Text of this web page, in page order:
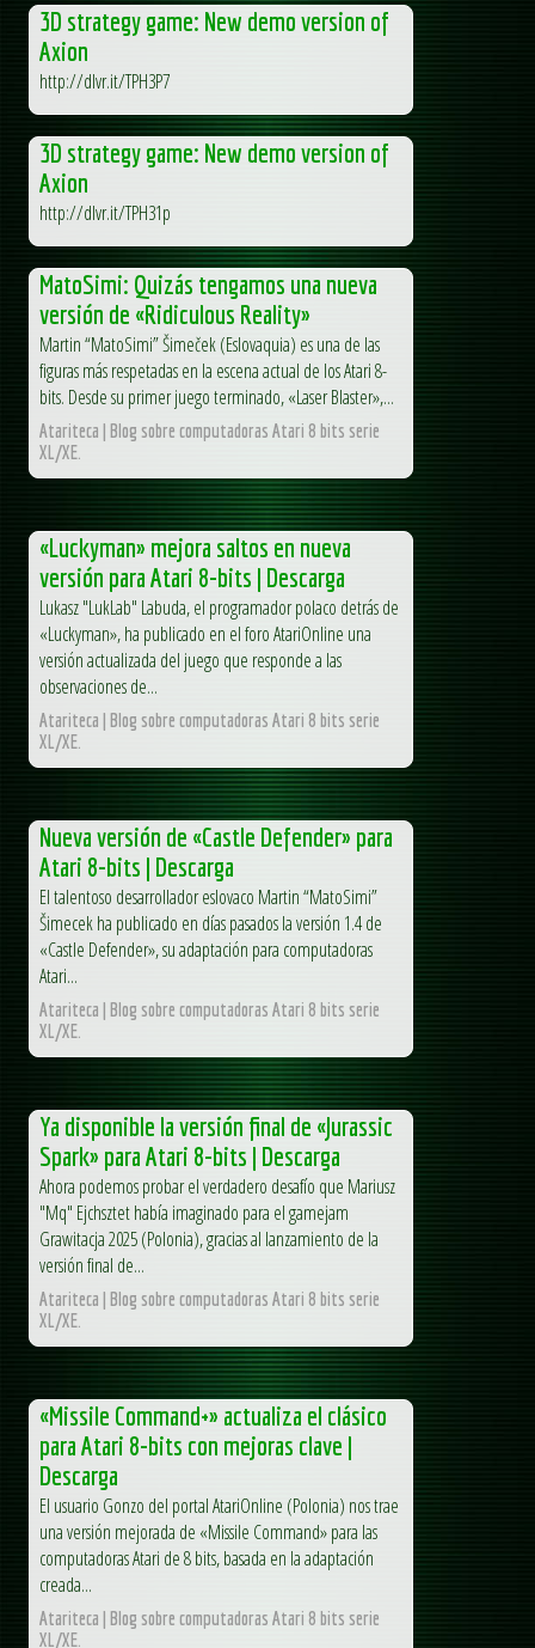
3D strategy game: New demo version of
Axion
http://dlvr.it/TPH3P7
3D strategy game: New demo version of
Axion
http://dlvr.it/TPH31p
MatoSimi: Quizás tengamos una nueva
versión de «Ridiculous Reality»
Martin “MatoSimi” Šimeček (Eslovaquia) es una de las
figuras más respetadas en la escena actual de los Atari 8-
bits. Desde su primer juego terminado, «Laser Blaster»,...
Atariteca | Blog sobre computadoras Atari 8 bits serie
XL/XE.
«Luckyman» mejora saltos en nueva
versión para Atari 8-bits | Descarga
Lukasz "LukLab" Labuda, el programador polaco detrás de
«Luckyman», ha publicado en el foro AtariOnline una
versión actualizada del juego que responde a las
observaciones de...
Atariteca | Blog sobre computadoras Atari 8 bits serie
XL/XE.
Nueva versión de «Castle Defender» para
Atari 8-bits | Descarga
El talentoso desarrollador eslovaco Martin “MatoSimi”
Šimecek ha publicado en días pasados la versión 1.4 de
«Castle Defender», su adaptación para computadoras
Atari...
Atariteca | Blog sobre computadoras Atari 8 bits serie
XL/XE.
Ya disponible la versión final de «Jurassic
Spark» para Atari 8-bits | Descarga
Ahora podemos probar el verdadero desafío que Mariusz
"Mq" Ejchsztet había imaginado para el gamejam
Grawitacja 2025 (Polonia), gracias al lanzamiento de la
versión final de...
Atariteca | Blog sobre computadoras Atari 8 bits serie
XL/XE.
«Missile Command+» actualiza el clásico
para Atari 8-bits con mejoras clave |
Descarga
El usuario Gonzo del portal AtariOnline (Polonia) nos trae
una versión mejorada de «Missile Command» para las
computadoras Atari de 8 bits, basada en la adaptación
creada...
Atariteca | Blog sobre computadoras Atari 8 bits serie
XL/XE.